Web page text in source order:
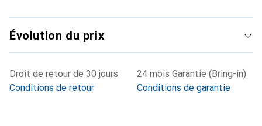
Évolution du prix
Droit de retour de 30 jours
Conditions de retour
24 mois Garantie (Bring-in)
Conditions de garantie